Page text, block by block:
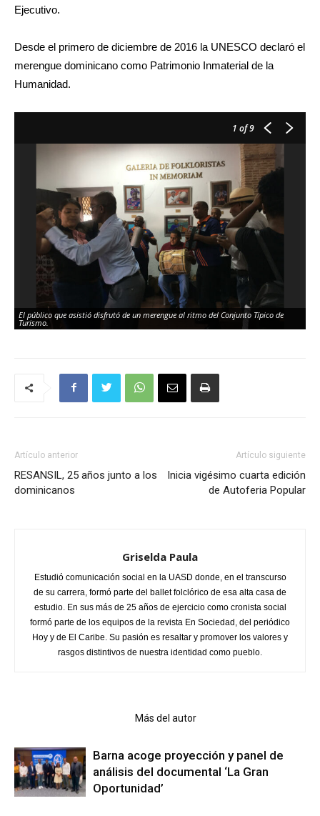
Ejecutivo.
Desde el primero de diciembre de 2016 la UNESCO declaró el
merengue dominicano como Patrimonio Inmaterial de la
Humanidad.
1 of 9
El público que asistió disfrutó de un merengue al ritmo del Conjunto Típico de
Turismo.
Artículo anterior
RESANSIL, 25 años junto a los
dominicanos
Artículo siguiente
Inicia vigésimo cuarta edición
de Autoferia Popular
Griselda Paula
Estudió comunicación social en la UASD donde, en el transcurso
de su carrera, formó parte del ballet folclórico de esa alta casa de
estudio. En sus más de 25 años de ejercicio como cronista social
formó parte de los equipos de la revista En Sociedad, del periódico
Hoy y de El Caribe. Su pasión es resaltar y promover los valores y
rasgos distintivos de nuestra identidad como pueblo.
Más del autor
Barna acoge proyección y panel de
análisis del documental ‘La Gran
Oportunidad’